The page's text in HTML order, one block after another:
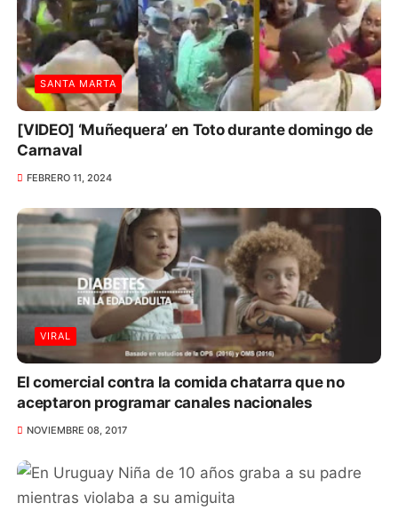
SANTA MARTA
[VIDEO] ‘Muñequera’ en Toto durante domingo de
Carnaval
FEBRERO 11, 2024
VIRAL
El comercial contra la comida chatarra que no
aceptaron programar canales nacionales
NOVIEMBRE 08, 2017